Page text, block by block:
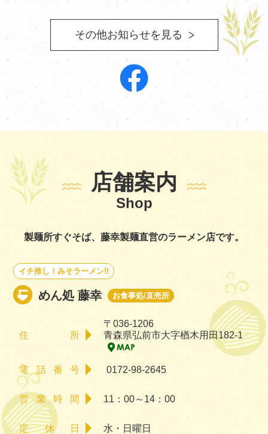
その他お知らせを見る
店舗案内
Shop
製麺所すぐそば、藤幸製麺直営のラーメン店です。
イチ推し！みそラーメン!!
めん処 藤幸 お食事処/直売所
住所
〒036-1206
青森県弘前市大字楢木用田182-1
電話番号 0172-98-2645
営業時間 11：00～14：00
定休日 水・日曜日